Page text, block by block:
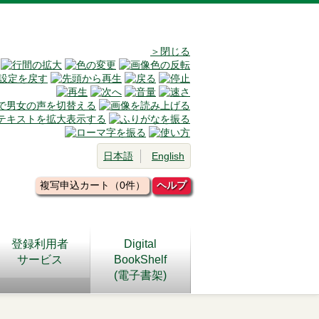
＞閉じる
日本語 English
複写申込カート（0件） ヘルプ
登録利用者
サービス
Digital
BookShelf
(電子書架)